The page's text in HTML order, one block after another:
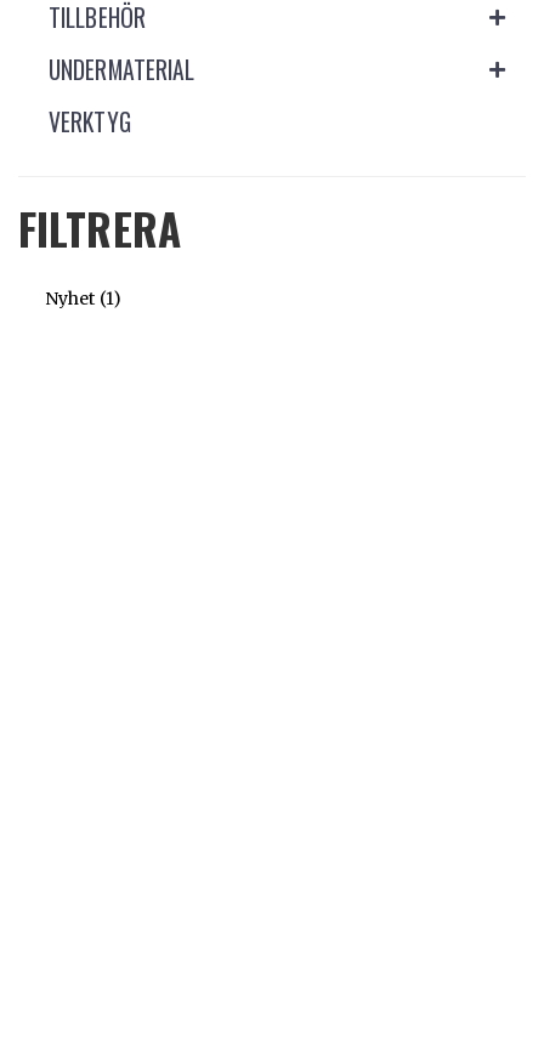
TILLBEHÖR
UNDERMATERIAL
VERKTYG
FILTRERA
Nyhet (1)